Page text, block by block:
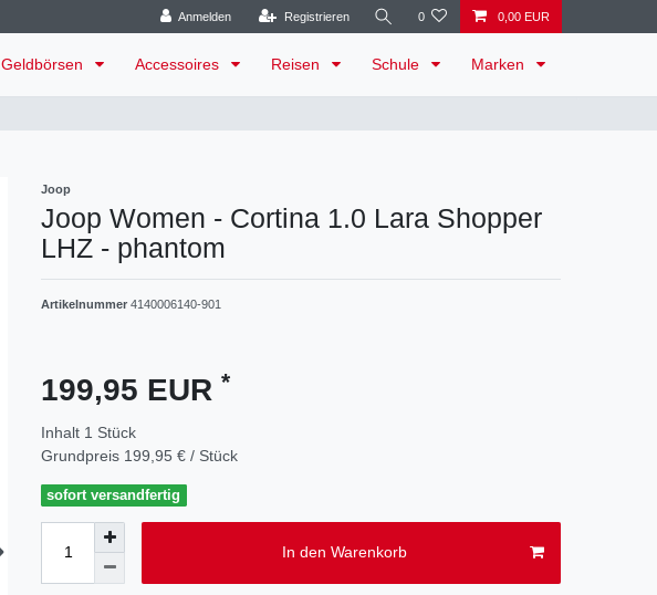
Anmelden Registrieren 0 0,00 EUR
Geldbörsen Accessoires Reisen Schule Marken
Joop
Joop Women - Cortina 1.0 Lara Shopper
LHZ - phantom
Artikelnummer 4140006140-901
199,95 EUR *
Inhalt 1 Stück
Grundpreis 199,95 € / Stück
sofort versandfertig
In den Warenkorb